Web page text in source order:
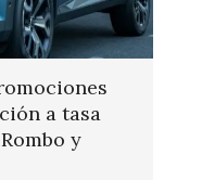
a tasa
y